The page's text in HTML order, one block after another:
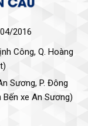
2016
Công, Q. Hoàng
Sương, P. Đông
Bến xe An Sương)